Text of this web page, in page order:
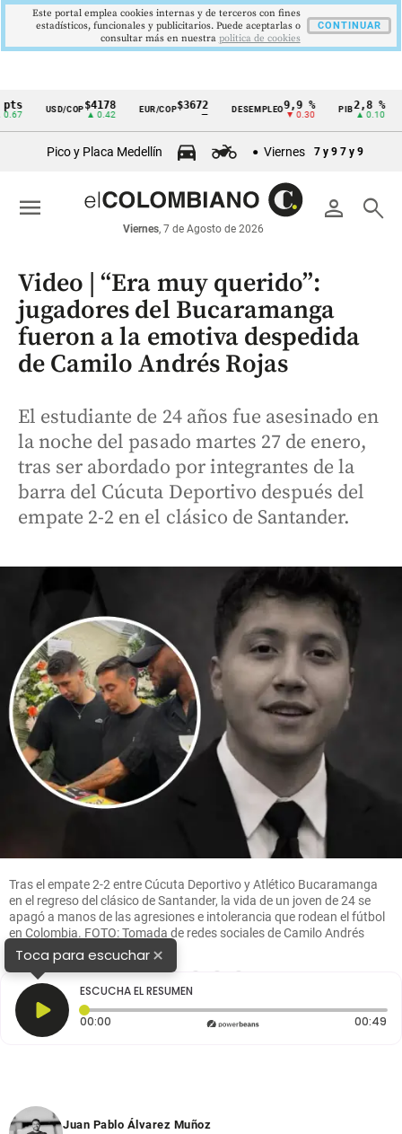
Cintillo
económicos
Colombia
USD/COP$4178
▲ 0.42
EUR/COP$3672
—
DESEMPLEO9,9 %
▼ 0.30
PIB 2,8 %
▲ 0.10
TRM
Pico y Placa Medellín Viernes 7 y 9 7 y 9
person search
Viernes, 7 de Agosto de 2026
menu
Video | “Era muy querido”:
jugadores del Bucaramanga
fueron a la emotiva despedida
de Camilo Andrés Rojas
El estudiante de 24 años fue asesinado en
la noche del pasado martes 27 de enero,
tras ser abordado por integrantes de la
barra del Cúcuta Deportivo después del
empate 2-2 en el clásico de Santander.
Tras el empate 2-2 entre Cúcuta Deportivo y Atlético Bucaramanga
en el regreso del clásico de Santander, la vida de un joven de 24 se
apagó a manos de las agresiones e intolerancia que rodean el fútbol
en Colombia. FOTO: Tomada de redes sociales de Camilo Andrés
Rojas y cortesía
1
Toca para escuchar×
ESCUCHA EL RESUMEN
00:00 Tiempo transcurrido: 0 segundos 00:49
Juan Pablo Álvarez Muñoz
Este portal emplea cookies internas y de terceros con fines
estadísticos, funcionales y publicitarios. Puede aceptarlas o
consultar más en nuestra politica de cookies
CONTINUAR